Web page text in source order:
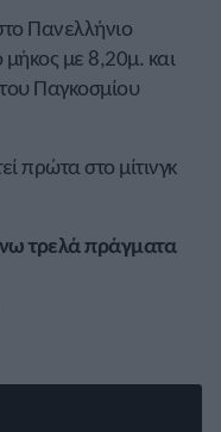
Πανελλήνιο
με 8,20μ. και
Παγκοσμίου
πρώτα στο μίτινγκ
τρελά πράγματα